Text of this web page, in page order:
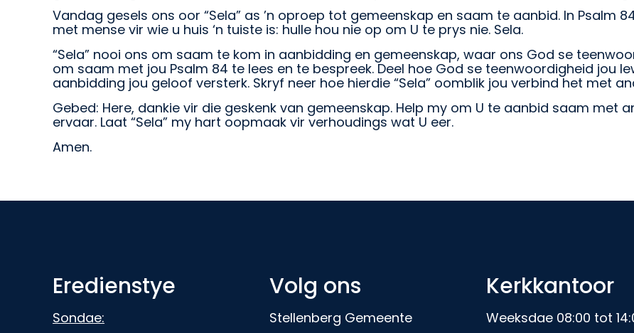
Vandag gesels ons oor “Sela” as ’n oproep tot gemeenskap en saam te aanbid. In Psalm
met mense vir wie u huis ‘n tuiste is: hulle hou nie op om U te prys nie. Sela.
“Sela” nooi ons om saam te kom in aanbidding en gemeenskap, waar ons God se
om saam met jou Psalm 84 te lees en te bespreek. Deel hoe God se teenwoordigheid jou
aanbidding jou geloof versterk. Skryf neer hoe hierdie “Sela” oomblik jou verbind het met
Gebed: Here, dankie vir die geskenk van gemeenskap. Help my om U te aanbid saam met
ervaar. Laat “Sela” my hart oopmaak vir verhoudings wat U eer.
Amen.
Eredienstye
Sondae:
Volg ons
Stellenberg Gemeente
Kerkkantoor
Weeksdae 08:00 tot